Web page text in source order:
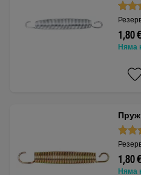
1,80
Няма
1,80
Няма